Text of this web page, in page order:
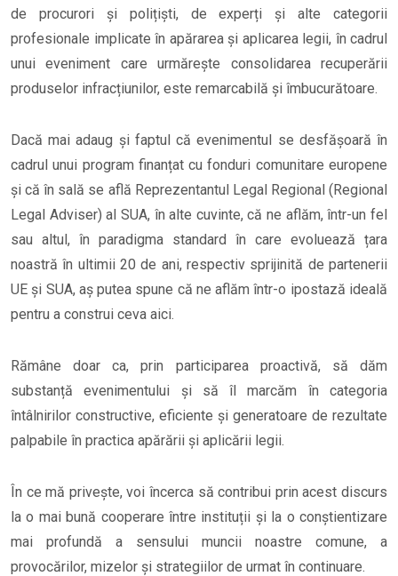
de procurori și polițiști, de experți și alte categorii
profesionale implicate în apărarea și aplicarea legii, în cadrul
unui eveniment care urmărește consolidarea recuperării
produselor infracțiunilor, este remarcabilă și îmbucurătoare.
Dacă mai adaug și faptul că evenimentul se desfășoară în
cadrul unui program finanțat cu fonduri comunitare europene
și că în sală se află Reprezentantul Legal Regional (Regional
Legal Adviser) al SUA, în alte cuvinte, că ne aflăm, într-un fel
sau altul, în paradigma standard în care evoluează țara
noastră în ultimii 20 de ani, respectiv sprijinită de partenerii
UE și SUA, aș putea spune că ne aflăm într-o ipostază ideală
pentru a construi ceva aici.
Rămâne doar ca, prin participarea proactivă, să dăm
substanță evenimentului și să îl marcăm în categoria
întâlnirilor constructive, eficiente și generatoare de rezultate
palpabile în practica apărării și aplicării legii.
În ce mă privește, voi încerca să contribui prin acest discurs
la o mai bună cooperare între instituții și la o conștientizare
mai profundă a sensului muncii noastre comune, a
provocărilor, mizelor și strategiilor de urmat în continuare.